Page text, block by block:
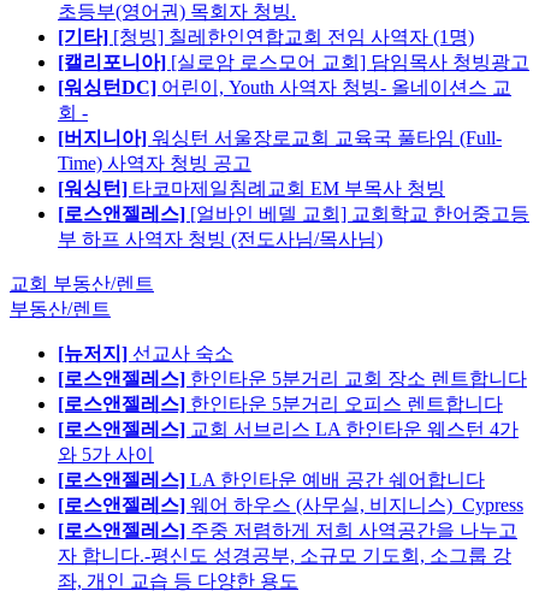
초등부(영어권) 목회자 청빙.
[기타] [청빙] 칠레한인연합교회 전임 사역자 (1명)
[캘리포니아] [실로암 로스모어 교회] 담임목사 청빙광고
[워싱턴DC] 어린이, Youth 사역자 청빙- 올네이션스 교
회 -
[버지니아] 워싱턴 서울장로교회 교육국 풀타임 (Full-
Time) 사역자 청빙 공고
[워싱턴] 타코마제일침례교회 EM 부목사 청빙
[로스앤젤레스] [얼바인 베델 교회] 교회학교 한어중고등
부 하프 사역자 청빙 (전도사님/목사님)
교회 부동산/렌트
부동산/렌트
[뉴저지] 선교사 숙소
[로스앤젤레스] 한인타운 5분거리 교회 장소 렌트합니다
[로스앤젤레스] 한인타운 5분거리 오피스 렌트합니다
[로스앤젤레스] 교회 서브리스 LA 한인타운 웨스턴 4가
와 5가 사이
[로스앤젤레스] LA 한인타운 예배 공간 쉐어합니다
[로스앤젤레스] 웨어 하우스 (사무실, 비지니스)_Cypress
[로스앤젤레스] 주중 저렴하게 저희 사역공간을 나누고
자 합니다.-평신도 성경공부, 소규모 기도회, 소그룹 강
좌, 개인 교습 등 다양한 용도